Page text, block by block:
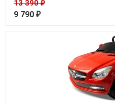
13 390₽
9 790 ₽